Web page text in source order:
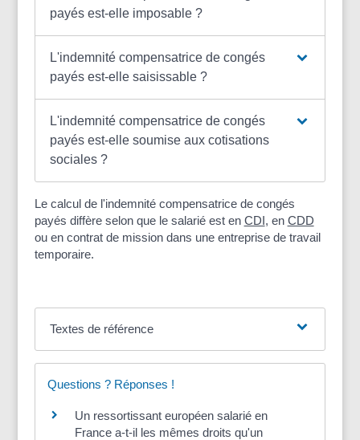
payés est-elle imposable ?
L'indemnité compensatrice de congés
payés est-elle saisissable ?
L'indemnité compensatrice de congés
payés est-elle soumise aux cotisations
sociales ?
Le calcul de l'indemnité compensatrice de congés
payés diffère selon que le salarié est en CDI, en CDD
ou en contrat de mission dans une entreprise de travail
temporaire.
Textes de référence
Questions ? Réponses !
Un ressortissant européen salarié en
France a-t-il les mêmes droits qu'un